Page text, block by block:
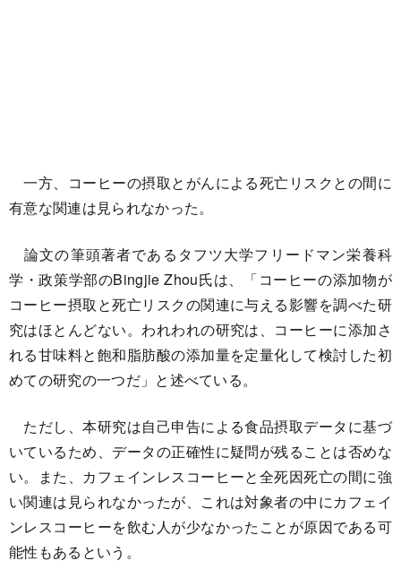
一方、コーヒーの摂取とがんによる死亡リスクとの間に
有意な関連は見られなかった。
論文の筆頭著者であるタフツ大学フリードマン栄養科
学・政策学部のBingjie Zhou氏は、「コーヒーの添加物が
コーヒー摂取と死亡リスクの関連に与える影響を調べた研
究はほとんどない。われわれの研究は、コーヒーに添加さ
れる甘味料と飽和脂肪酸の添加量を定量化して検討した初
めての研究の一つだ」と述べている。
ただし、本研究は自己申告による食品摂取データに基づ
いているため、データの正確性に疑問が残ることは否めな
い。また、カフェインレスコーヒーと全死因死亡の間に強
い関連は見られなかったが、これは対象者の中にカフェイ
ンレスコーヒーを飲む人が少なかったことが原因である可
能性もあるという。